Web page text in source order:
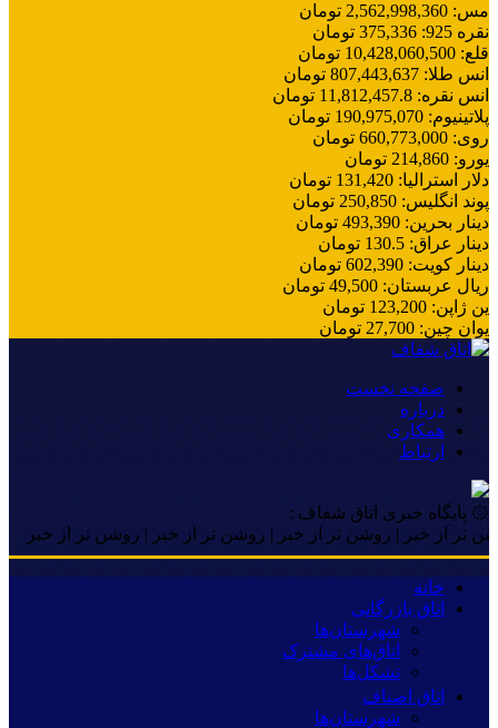
مس:
2,562,998,360 تومان
نقره 925
:
375,336 تومان
قلع:
10,428,060,500 تومان
انس طلا:
807,443,637 تومان
انس نقره:
11,812,457.8 تومان
پلاتینیوم:
190,975,070 تومان
روی:
660,773,000 تومان
یورو:
214,860 تومان
دلار استرالیا:
131,420 تومان
پوند انگلیس:
250,850 تومان
دینار بحرین:
493,390 تومان
دینار عراق:
130.5 تومان
دینار کویت:
602,390 تومان
ریال عربستان:
49,500 تومان
ین ژاپن:
123,200 تومان
یوان چین:
27,700 تومان
صفحه نخست
درباره
همکاری
ارتباط
۞ پایگاه خبری اتاق شفاف :
| روشن تر از خبر | روشن تر از خبر | روشن تر از خبر
خانه
اتاق بازرگانی
شهرستان‌ها
اتاق‌های مشترک
تشکل‌ها
اتاق اصناف
شهرستان‌ها